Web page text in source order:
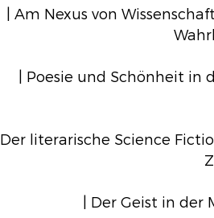
| Am Nexus von
| Poesie und Schönheit in
| Der literarische Science
| Der Geist in